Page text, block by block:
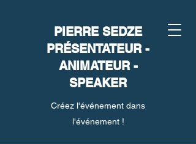
PIERRE SEDZE
PRÉSENTATEUR -
ANIMATEUR -
SPEAKER
Créez l'événement dans
l'événement !